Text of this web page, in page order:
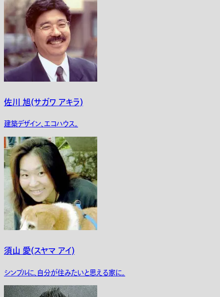
佐川 旭(サガワ アキラ)
建築デザイン、エコハウス。
須山 愛(スヤマ アイ)
シンプルに、自分が住みたいと思える家に。